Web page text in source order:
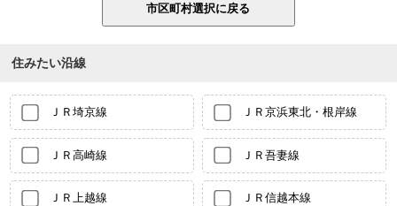
住みたい沿線
ＪＲ埼京線 ＪＲ京浜東北・根岸線
ＪＲ高崎線 ＪＲ吾妻線
ＪＲ上越線 ＪＲ信越本線